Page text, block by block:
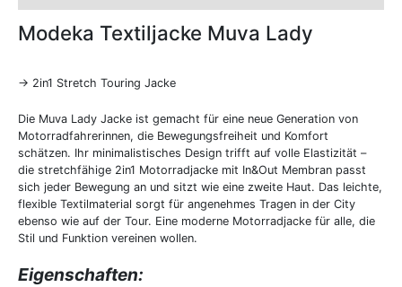
Modeka Textiljacke Muva Lady
-> 2in1 Stretch Touring Jacke
Die Muva Lady Jacke ist gemacht für eine neue Generation von
Motorradfahrerinnen, die Bewegungsfreiheit und Komfort
schätzen. Ihr minimalistisches Design trifft auf volle Elastizität –
die stretchfähige 2in1 Motorradjacke mit In&Out Membran passt
sich jeder Bewegung an und sitzt wie eine zweite Haut. Das leichte,
flexible Textilmaterial sorgt für angenehmes Tragen in der City
ebenso wie auf der Tour. Eine moderne Motorradjacke für alle, die
Stil und Funktion vereinen wollen.
Eigenschaften: